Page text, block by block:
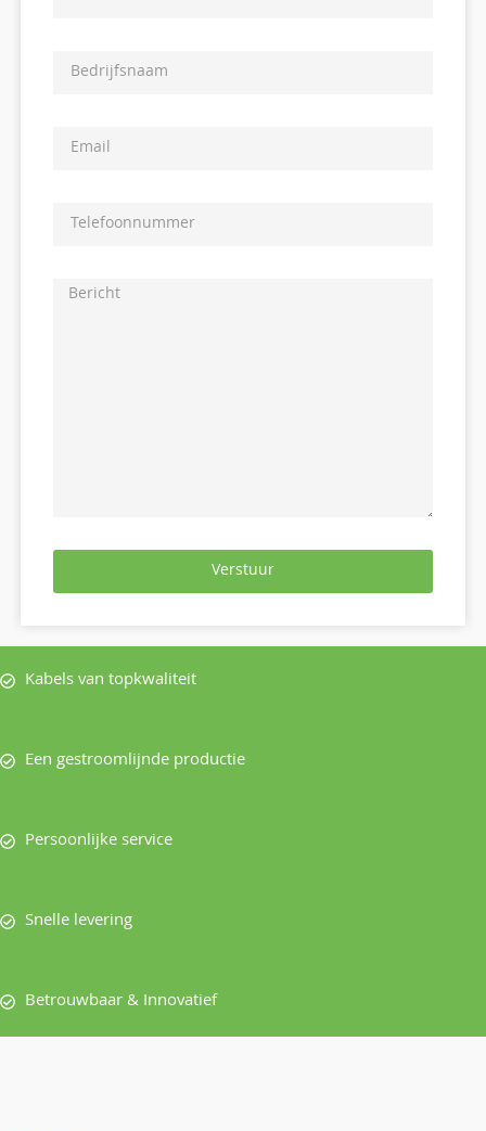
Verstuur
Kabels van topkwaliteit
Een gestroomlijnde productie
Persoonlijke service
Snelle levering
Betrouwbaar & Innovatief